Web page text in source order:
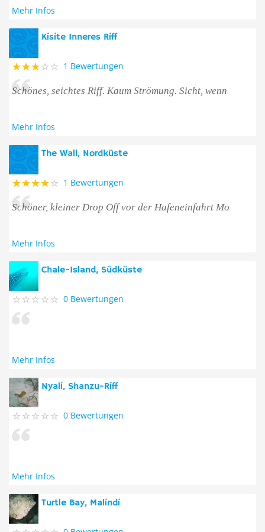
Mehr Infos
Kisite Inneres Riff
1 Bewertungen
Schönes, seichtes Riff. Kaum Strömung. Sicht, wenn
Mehr Infos
The Wall, Nordküste
1 Bewertungen
Schöner, kleiner Drop Off vor der Hafeneinfahrt Mo
Mehr Infos
Chale-Island, Südküste
0 Bewertungen
Mehr Infos
Nyali, Shanzu-Riff
0 Bewertungen
Mehr Infos
Turtle Bay, Malindi